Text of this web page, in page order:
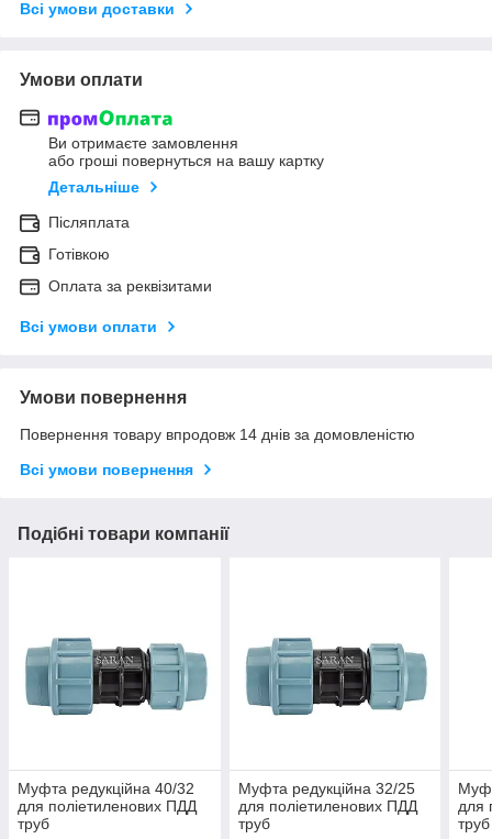
Всі умови доставки
Умови оплати
Ви отримаєте замовлення
або гроші повернуться на вашу картку
Детальніше
Післяплата
Готівкою
Оплата за реквізитами
Всі умови оплати
Умови повернення
Повернення товару впродовж 14 днів за домовленістю
Всі умови повернення
Подібні товари компанії
Муфта редукційна 40/32
для поліетиленових ПДД
труб
Муфта редукційна 32/25
для поліетиленових ПДД
труб
для
труб